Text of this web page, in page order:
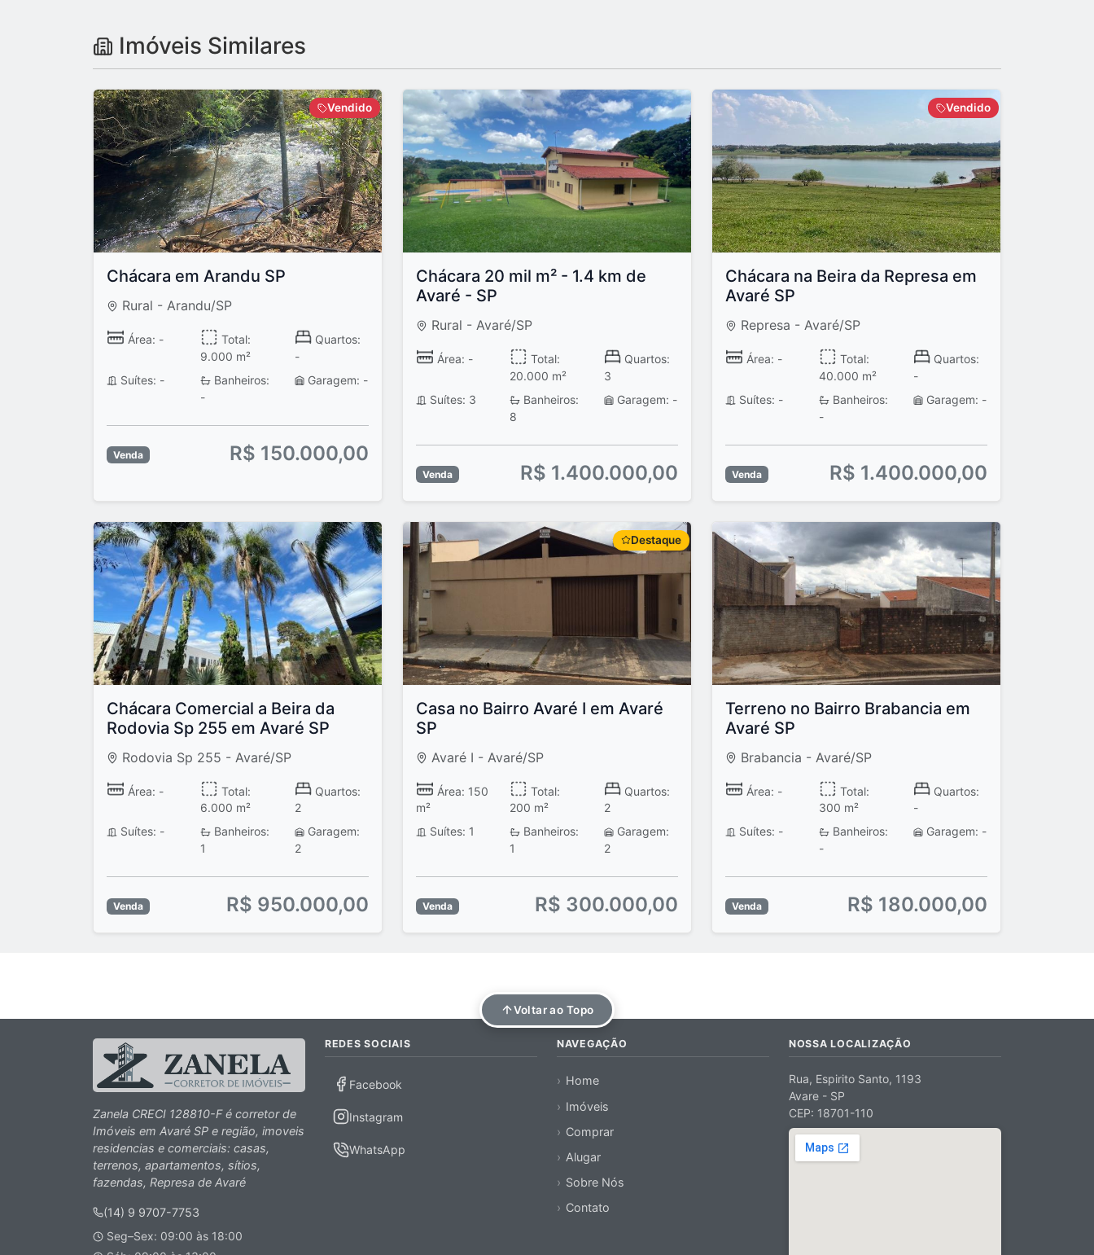
Imóveis Similares
Vendido
Chácara em Arandu SP
Rural - Arandu/SP
Área: -
Total:
9.000 m²
Quartos:
-
Suítes: -
Banheiros:
-
Garagem: -
Venda R$ 150.000,00
Chácara 20 mil m² - 1.4 km de
Avaré - SP
Rural - Avaré/SP
Área: -
Total:
20.000 m²
Quartos:
3
Suítes: 3
Banheiros:
8
Garagem: -
Venda R$ 1.400.000,00
Vendido
Chácara na Beira da Represa em
Avaré SP
Represa - Avaré/SP
Área: -
Total:
40.000 m²
Quartos:
-
Suítes: -
Banheiros:
-
Garagem: -
Venda R$ 1.400.000,00
Chácara Comercial a Beira da
Rodovia Sp 255 em Avaré SP
Rodovia Sp 255 - Avaré/SP
Área: -
Total:
6.000 m²
Quartos:
2
Suítes: -
Banheiros:
1
Garagem:
2
Venda R$ 950.000,00
Destaque
Casa no Bairro Avaré I em Avaré
SP
Avaré I - Avaré/SP
Área: 150
m²
Total:
200 m²
Quartos:
2
Suítes: 1
Banheiros:
1
Garagem:
2
Venda R$ 300.000,00
Terreno no Bairro Brabancia em
Avaré SP
Brabancia - Avaré/SP
Área: -
Total:
300 m²
Quartos:
-
Suítes: -
Banheiros:
-
Garagem: -
Venda R$ 180.000,00
Voltar ao Topo
Zanela CRECI 128810-F é corretor de
Imóveis em Avaré SP e região, imoveis
residencias e comerciais: casas,
terrenos, apartamentos, sítios,
fazendas, Represa de Avaré
(14) 9 9707-7753
Seg–Sex: 09:00 às 18:00
REDES SOCIAIS
Facebook
Instagram
WhatsApp
NAVEGAÇÃO
Home
Imóveis
Comprar
Alugar
Sobre Nós
Contato
NOSSA LOCALIZAÇÃO
Rua, Espirito Santo, 1193
Avare - SP
CEP: 18701-110